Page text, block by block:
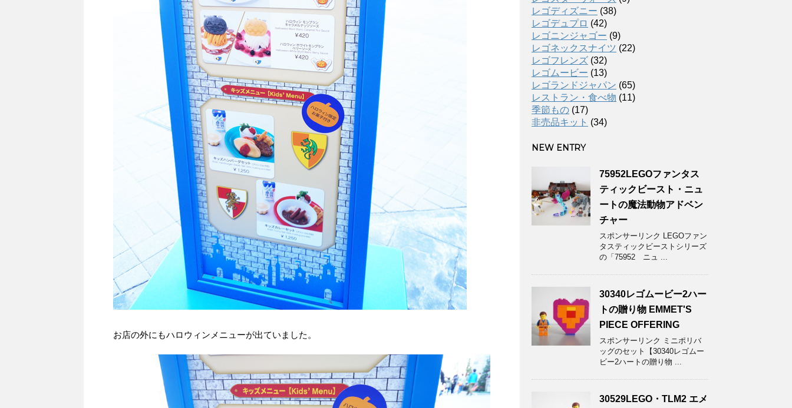
お店の外にもハロウィンメニューが出ていました。
レゴディズニー (38)
レゴデュプロ (42)
レゴニンジャゴー (9)
レゴネックスナイツ (22)
レゴフレンズ (32)
レゴムービー (13)
レゴランドジャパン (65)
レストラン・食べ物 (11)
季節もの (17)
非売品キット (34)
NEW ENTRY
75952LEGOファンタス
ティックビースト・ニュ
ートの魔法動物アドベン
チャー
スポンサーリンク LEGOファン
タスティックビーストシリーズ
の「75952 ニュ ...
30340レゴムービー2ハー
トの贈り物 EMMET'S
PIECE OFFERING
スポンサーリンク ミニポリバ
ッグのセット【30340レゴムー
ビー2ハートの贈り物 ...
30529LEGO・TLM2 エメ